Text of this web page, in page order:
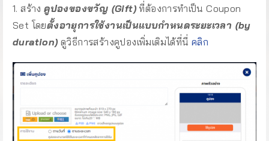
1. สร้างคูปองของขวัญ (Gift) ที่ต้องการทำเป็น Coupon
Set โดยตั้งอายุการใช้งานเป็นแบบกำหนดระยะเวลา (by
duration) ดูวิธีการสร้างคูปองเพิ่มเติมได้ที่นี่คลิก